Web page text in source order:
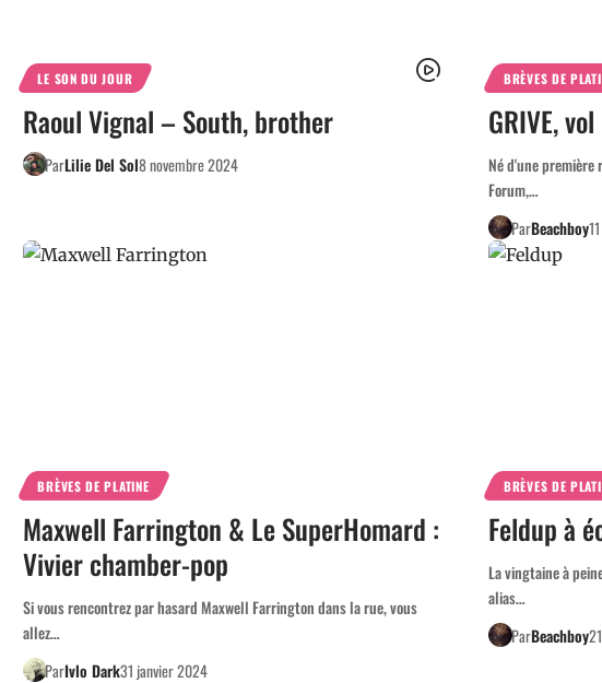
LE SON DU JOUR
Raoul Vignal – South, brother
ParLilie Del Sol8 novembre 2024
BRÈVES DE
GRIVE,
Né d'une
Forum,…
ParBeachboy
BRÈVES DE PLATINE
Maxwell Farrington & Le SuperHomard :
Vivier chamber-pop
Si vous rencontrez par hasard Maxwell Farrington dans la rue, vous
allez…
ParIvlo Dark31 janvier 2024
BRÈVES DE
Feldup à
La vingtaine à
alias…
ParBeachboy